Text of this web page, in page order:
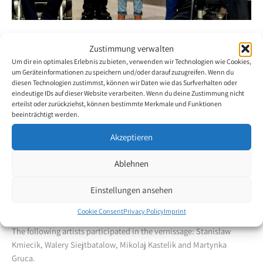
Zustimmung verwalten
Um dir ein optimales Erlebnis zu bieten, verwenden wir Technologien wie Cookies,
um Geräteinformationen zu speichern und/oder darauf zuzugreifen. Wenn du
diesen Technologien zustimmst, können wir Daten wie das Surfverhalten oder
eindeutige IDs auf dieser Website verarbeiten. Wenn du deine Zustimmung nicht
erteilst oder zurückziehst, können bestimmte Merkmale und Funktionen
beeinträchtigt werden.
Akzeptieren
Ablehnen
Einstellungen ansehen
Cookie ConsentPrivacy PolicyImprint
Exhibition in Poland
10. February 2022
The Publishing House of Poland exhibits works by its artists on the
occasion of a joint exhibition in Raciborz.
On display are 33 paintings by Polish mouth and foot painters. The
exhibition shows a great variety of styles. The exhibition opened on
2 February 2022 and will last until 28 February 2022. Painting
foot painters demonstrated their painting skills to the great
The following artists participated in the vernissage: Stanislaw
Kmiecik, Walery Siejtbatalow, Mikolaj Kastelik and Martynka
Gruca.